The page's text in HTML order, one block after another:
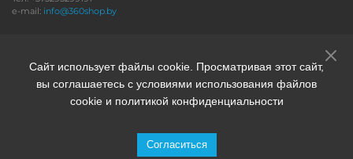
e-mail: info@360shop.by
Сайт использует файлы cookie. Просматривая этот сайт,
вы соглашаетесь с условиями использования файлов
cookie и политикой конфиденциальности
Согласиться